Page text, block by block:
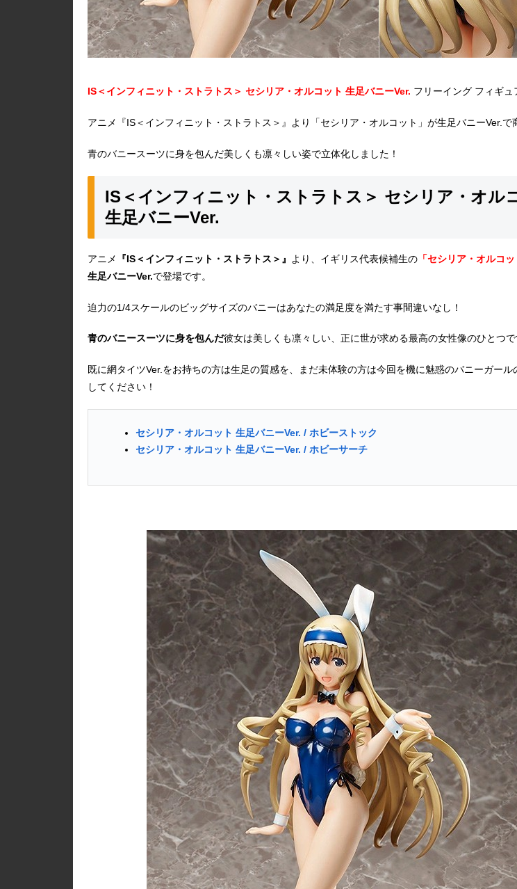
IS＜インフィニット・ストラトス＞ セシリア・オルコット 生足バニーVer. フリーイング フィギュ
アニメ『IS＜インフィニット・ストラトス＞』より「セシリア・オルコット」が生足バニーVer.で
青のバニースーツに身を包んだ美しくも凛々しい姿で立体化しました！
IS＜インフィニット・ストラトス＞ セシリア・オル
生足バニーVer.
アニメ 『IS＜インフィニット・ストラトス＞』 より、イギリス代表候補生の 「セシリア・オルコッ
生足バニーVer.で登場です。
迫力の1/4スケールのビッグサイズのバニーはあなたの満足度を満たす事間違いなし！
青のバニースーツに身を包んだ彼女は美しくも凛々しい、正に世が求める最高の女性像のひとつで
既に網タイツVer.をお持ちの方は生足の質感を、まだ未体験の方は今回を機に魅惑のバニーガール
してください！
セシリア・オルコット 生足バニーVer. / ホビーストック
セシリア・オルコット 生足バニーVer. / ホビーサーチ